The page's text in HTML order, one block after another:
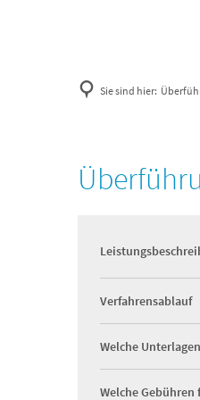
Sie sind hier:
Verfahrensablauf
Welche
Welche Gebühren